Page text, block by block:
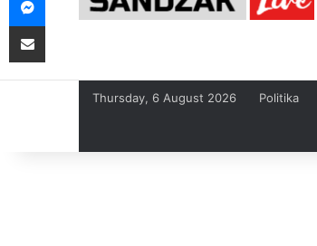
Thursday, 6 August 2026 Politika
Pošalji preko E-Maila